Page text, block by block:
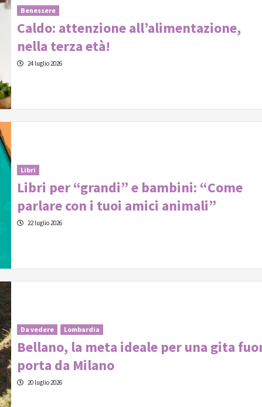
Benessere
Caldo: attenzione all’alimentazione,
nella terza età!
24 luglio 2026
Libri
Libri per “grandi” e bambini: “Come
parlare con i tuoi amici animali”
22 luglio 2026
Da vedere Lombardia
Bellano, la meta ideale per una gita
porta da Milano
20 luglio 2026